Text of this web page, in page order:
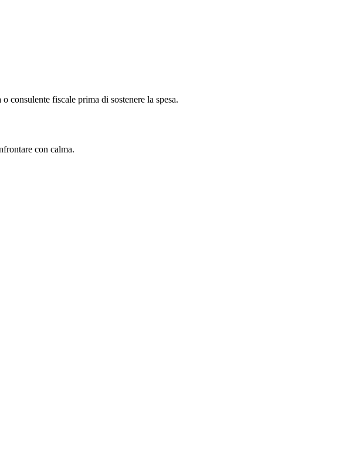
consulente fiscale prima di sostenere la spesa.
con calma.